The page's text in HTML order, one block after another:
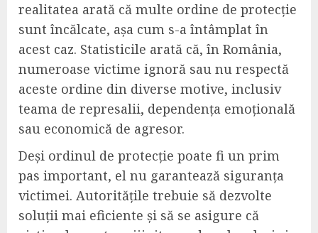
realitatea arată că multe ordine de protecție
sunt încălcate, așa cum s-a întâmplat în
acest caz. Statisticile arată că, în România,
numeroase victime ignoră sau nu respectă
aceste ordine din diverse motive, inclusiv
teama de represalii, dependența emoțională
sau economică de agresor.
Deși ordinul de protecție poate fi un prim
pas important, el nu garantează siguranța
victimei. Autoritățile trebuie să dezvolte
soluții mai eficiente și să se asigure că